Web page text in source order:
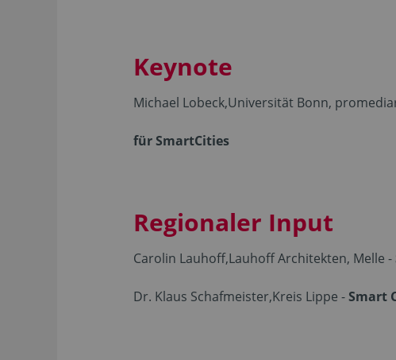
Keynote
Michael Lobeck,Universität Bonn,
für SmartCities
Regionaler Input
Carolin Lauhoff,Lauhoff Architekten, Melle -
Dr. Klaus Schafmeister,Kreis Lippe -Smart